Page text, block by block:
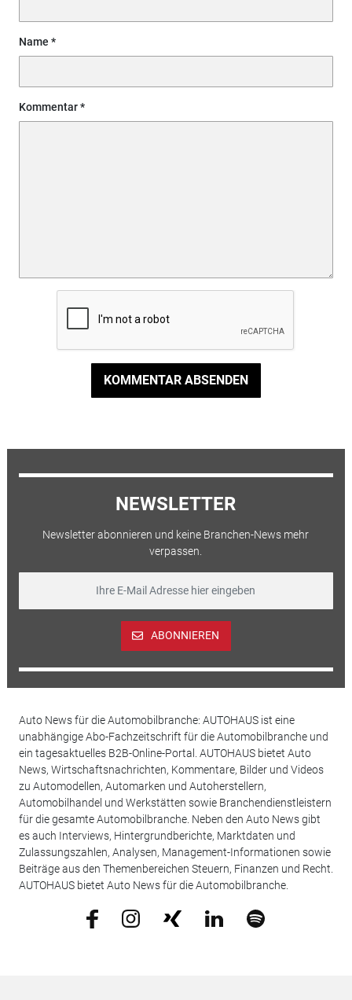
Name
Kommentar
KOMMENTAR ABSENDEN
NEWSLETTER
Newsletter abonnieren und keine Branchen-News mehr
verpassen.
ABONNIEREN
Auto News für die Automobilbranche: AUTOHAUS ist eine
unabhängige Abo-Fachzeitschrift für die Automobilbranche und
ein tagesaktuelles B2B-Online-Portal. AUTOHAUS bietet Auto
News, Wirtschaftsnachrichten, Kommentare, Bilder und Videos
zu Automodellen, Automarken und Autoherstellern,
Automobilhandel und Werkstätten sowie Branchendienstleistern
für die gesamte Automobilbranche. Neben den Auto News gibt
es auch Interviews, Hintergrundberichte, Marktdaten und
Zulassungszahlen, Analysen, Management-Informationen sowie
Beiträge aus den Themenbereichen Steuern, Finanzen und Recht.
AUTOHAUS bietet Auto News für die Automobilbranche.